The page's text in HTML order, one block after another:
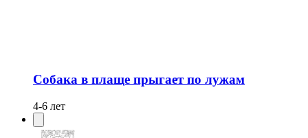
Собака в плаще прыгает по лужам
4-6 лет